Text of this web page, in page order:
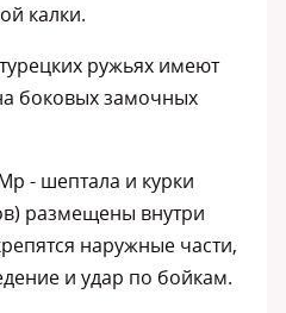
калки.
ружьях имеют
боковых замочных
- шептала и курки
размещены внутри
наружные части,
и удар по бойкам.